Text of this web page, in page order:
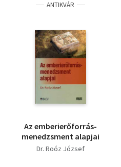
ANTIKVÁR
Az emberierőforrás-
menedzsment alapjai
Dr. Roóz József